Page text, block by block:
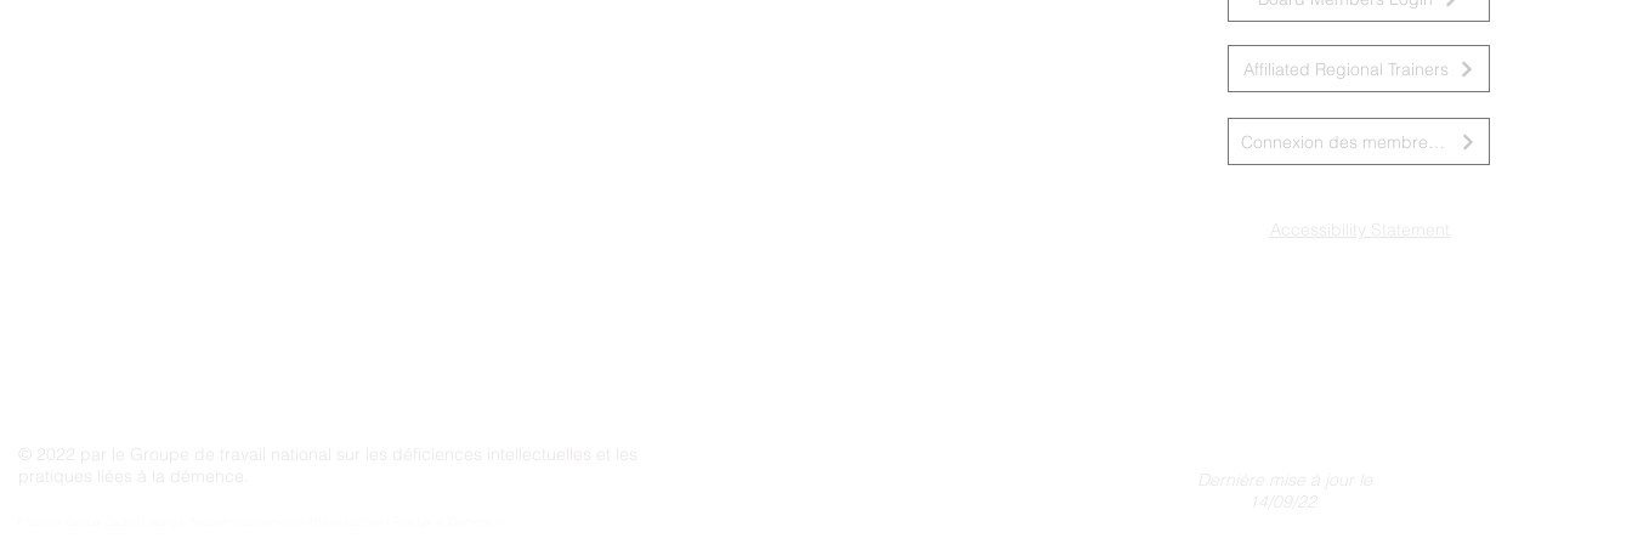
Affiliated Regional Trainers
Accessibility Statement
© 2022 par le Groupe de travail national sur les déficiences intellectuelles et les
pratiques liées à la démence.
Dernière mise à jour le
14/09/22